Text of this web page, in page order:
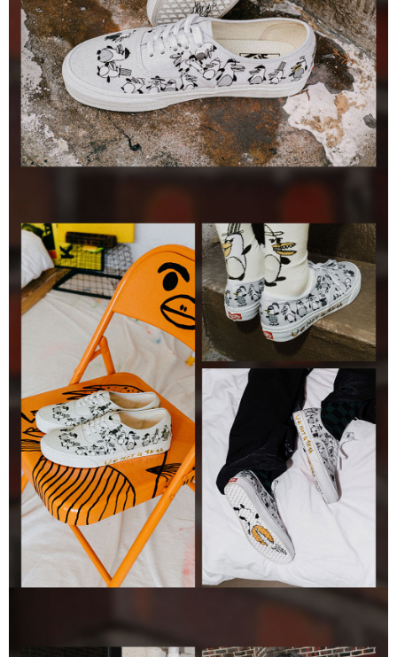
３．未成年的使用者請事先徵得法定代理人或監護人之同意方可使用
「AFTEE先享後付」，若未經同意申辦者引起之損失，本公司不負相關責
任。
４．使用「AFTEE先享後付」時，將依據個別帳號之用戶狀況，依本公司即
時審查核予不同之上限額度；若仍有額度不足之情形，本公司將視審查結果
請求用戶進行身份認證。
５．嚴禁一人註冊多個帳號或使用他人資訊註冊。若發現惡意使用之情形，
恩沛科技股份有限公司將有權停止該用戶之使用額度並採取法律行動。
宅配
免運費